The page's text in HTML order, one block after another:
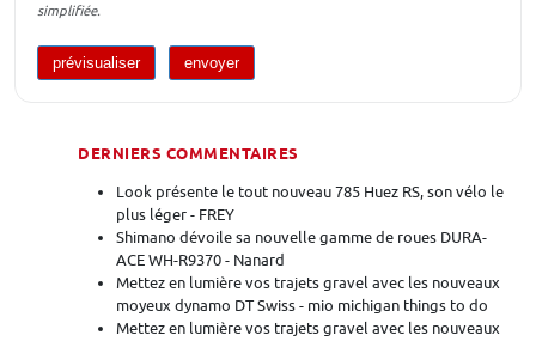
simplifiée.
DERNIERS COMMENTAIRES
Look présente le tout nouveau 785 Huez RS, son vélo le
plus léger - FREY
Shimano dévoile sa nouvelle gamme de roues DURA-
ACE WH-R9370 - Nanard
Mettez en lumière vos trajets gravel avec les nouveaux
moyeux dynamo DT Swiss - mio michigan things to do
Mettez en lumière vos trajets gravel avec les nouveaux